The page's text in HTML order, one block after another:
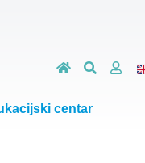
centar